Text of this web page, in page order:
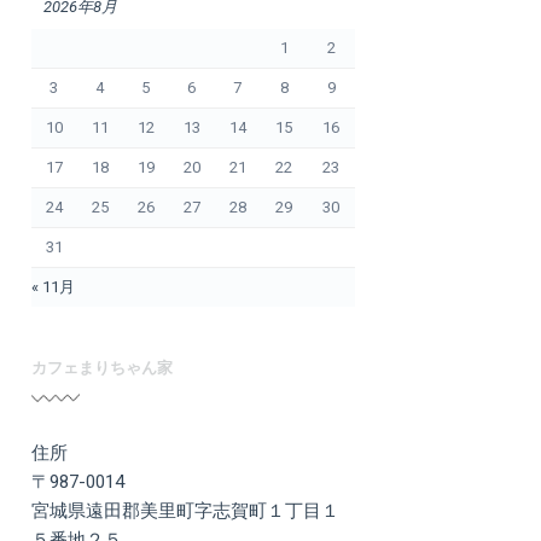
2026年8月
« 11月
1 2
3 4 5 6 7 8 9
10 11 12 13 14 15 16
17 18 19 20 21 22 23
24 25 26 27 28 29 30
31
カフェまりちゃん家
住所
〒987-0014
宮城県遠田郡美里町字志賀町１丁目１